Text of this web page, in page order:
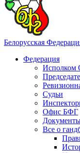
Белорусская
Федерация
Судьи
Офис БФГ
Все о